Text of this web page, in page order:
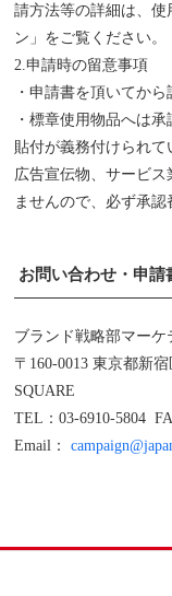
請方法等の詳細は、
ン」をご覧ください。
2.申請時の留意事項
・申請書を頂いてか
・標章使用物品へは
貼付が義務付けられて
広告宣伝物、サービ
ませんので、必ず承認
お問い合わせ・申請
ブランド戦略部マーケ
〒160-0013 東京都新
SQUARE
TEL：03-6910-5804
Email：